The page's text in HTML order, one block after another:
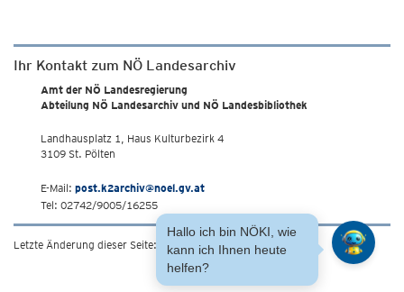
Ihr Kontakt zum NÖ Landesarchiv
Amt der NÖ Landesregierung
Abteilung NÖ Landesarchiv und NÖ Landesbibliothek
Landhausplatz 1, Haus Kulturbezirk 4
3109 St. Pölten
E-Mail: post.k2archiv@noel.gv.at
Tel: 02742/9005/16255
Letzte Änderung dieser Seite: 30.6.2017
Hallo ich bin NÖKI, wie
kann ich Ihnen heute
helfen?